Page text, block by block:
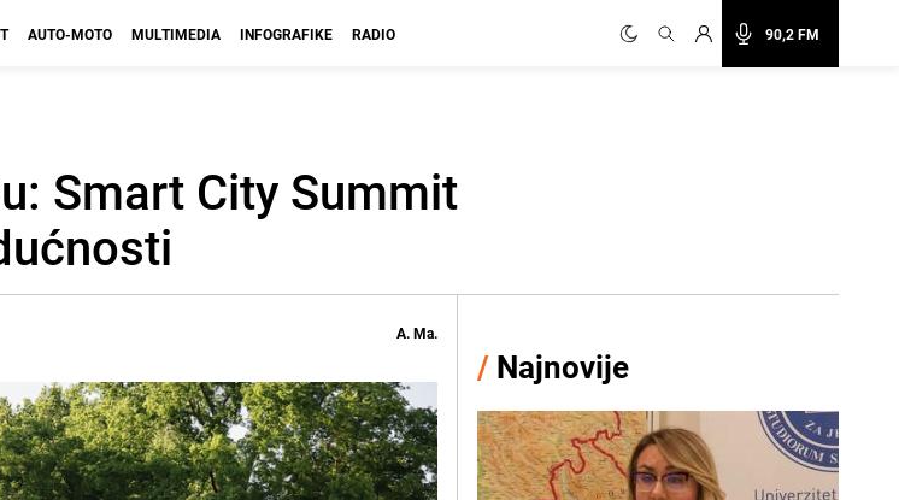
90,2 FM
AUTO-MOTO MULTIMEDIA INFOGRAFIKE RADIO
Smart City Summit
A. Ma.
/ Najnovije